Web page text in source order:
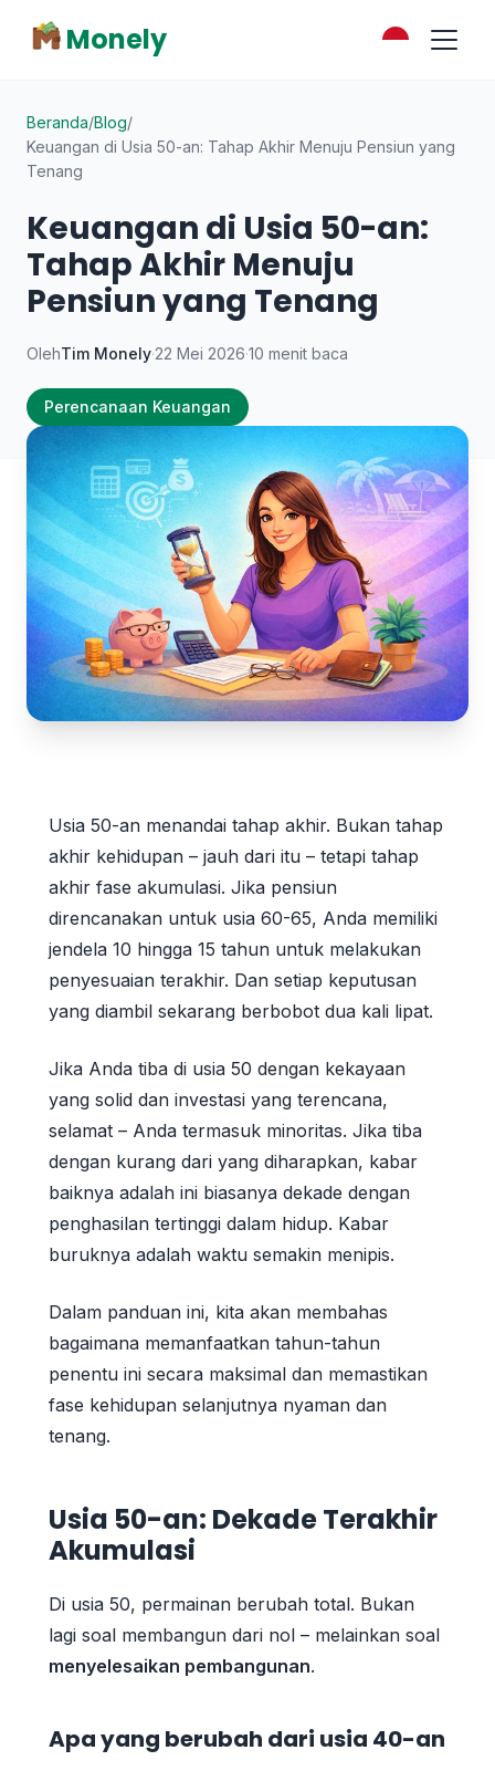
Monely
Beranda/Blog/
Keuangan di Usia 50-an: Tahap Akhir Menuju Pensiun yang
Tenang
Keuangan di Usia 50-an:
Tahap Akhir Menuju
Pensiun yang Tenang
OlehTim Monely·22 Mei 2026·10 menit baca
Perencanaan Keuangan
Usia 50-an menandai tahap akhir. Bukan tahap
akhir kehidupan – jauh dari itu – tetapi tahap
akhir fase akumulasi. Jika pensiun
direncanakan untuk usia 60-65, Anda memiliki
jendela 10 hingga 15 tahun untuk melakukan
penyesuaian terakhir. Dan setiap keputusan
yang diambil sekarang berbobot dua kali lipat.
Jika Anda tiba di usia 50 dengan kekayaan
yang solid dan investasi yang terencana,
selamat – Anda termasuk minoritas. Jika tiba
dengan kurang dari yang diharapkan, kabar
baiknya adalah ini biasanya dekade dengan
penghasilan tertinggi dalam hidup. Kabar
buruknya adalah waktu semakin menipis.
Dalam panduan ini, kita akan membahas
bagaimana memanfaatkan tahun-tahun
penentu ini secara maksimal dan memastikan
fase kehidupan selanjutnya nyaman dan
tenang.
Usia 50-an: Dekade Terakhir
Akumulasi
Di usia 50, permainan berubah total. Bukan
lagi soal membangun dari nol – melainkan soal
menyelesaikan pembangunan.
Apa yang berubah dari usia 40-an